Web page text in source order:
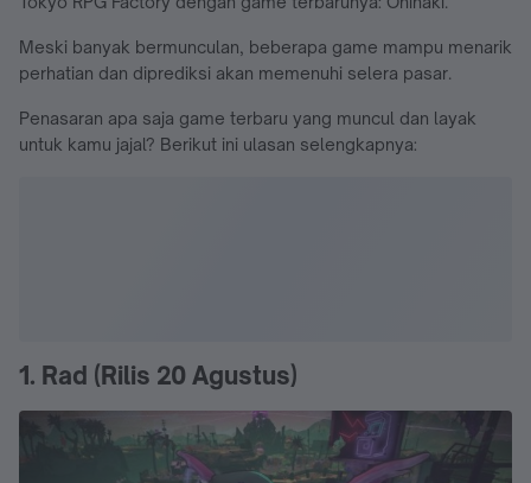
Meski banyak bermunculan, beberapa game mampu menarik
perhatian dan diprediksi akan memenuhi selera pasar.
Penasaran apa saja game terbaru yang muncul dan layak
untuk kamu jajal? Berikut ini ulasan selengkapnya:
1. Rad (Rilis 20 Agustus)